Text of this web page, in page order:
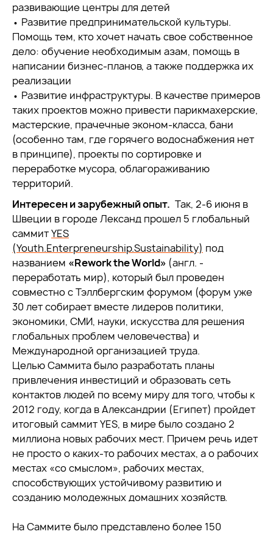
развивающие центры для детей
• Развитие предпринимательской культуры.
Помощь тем, кто хочет начать свое собственное
дело: обучение необходимым азам, помощь в
написании бизнес-планов, а также поддержка их
реализации
• Развитие инфраструктуры. В качестве примеров
таких проектов можно привести парикмахерские,
мастерские, прачечные эконом-класса, бани
(особенно там, где горячего водоснабжения нет
в принципе), проекты по сортировке и
переработке мусора, облагораживанию
территорий.
Интересен и зарубежный опыт. Так, 2-6 июня в
Швеции в городе Лександ прошел 5 глобальный
саммитYES
(Youth.Enterpreneurship.Sustainability) под
названием «Rework the World» (англ. -
переработать мир), который был проведен
совместно с Тэллбергским форумом (форум уже
30 лет собирает вместе лидеров политики,
экономики, СМИ, науки, искусства для решения
глобальных проблем человечества) и
Международной организацией труда.
Целью Саммита было разработать планы
привлечения инвестиций и образовать сеть
контактов людей по всему миру для того, чтобы к
2012 году, когда в Александрии (Египет) пройдет
итоговый саммит YES, в мире было создано 2
миллиона новых рабочих мест. Причем речь идет
не просто о каких-то рабочих местах, а о рабочих
местах «со смыслом», рабочих местах,
способствующих устойчивому развитию и
созданию молодежных домашних хозяйств.
На Саммите было представлено более 150